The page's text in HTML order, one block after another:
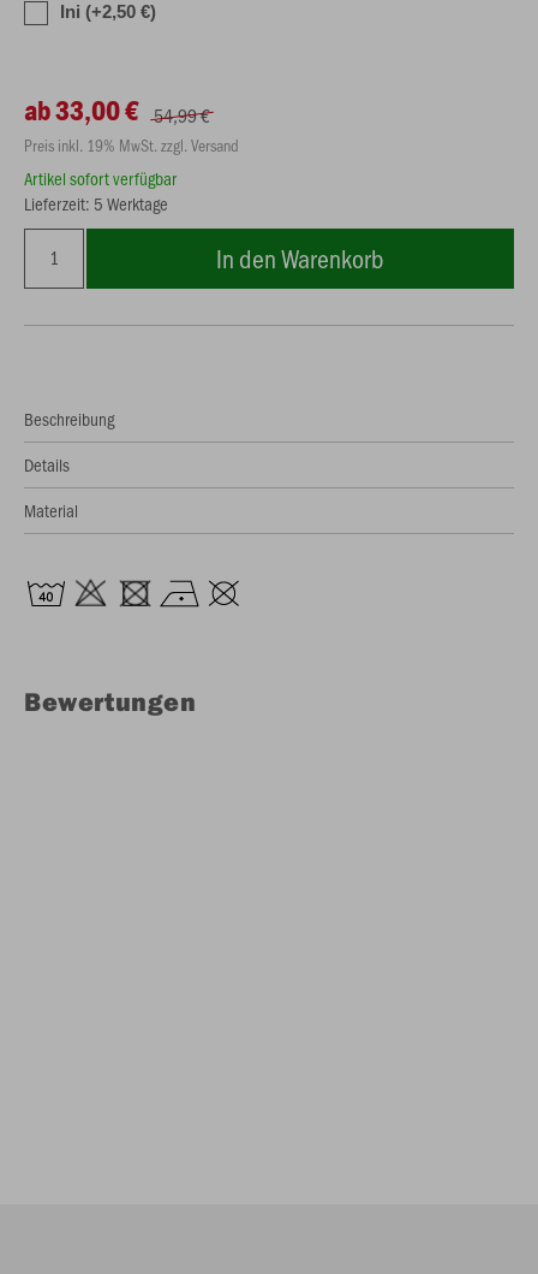
Ini (+2,50 €)
ab 33,00 € 54,99 €
Preis inkl. 19% MwSt. zzgl. Versand
Artikel sofort verfügbar
Lieferzeit: 5 Werktage
In den Warenkorb
Beschreibung
Details
Material
Bewertungen